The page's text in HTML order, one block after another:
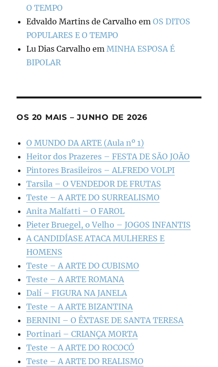
O TEMPO
Edvaldo Martins de Carvalho emOS DITOS
POPULARES E O TEMPO
Lu Dias Carvalho emMINHA ESPOSA É
BIPOLAR
OS 20 MAIS – JUNHO DE 2026
O MUNDO DA ARTE (Aula nº 1)
Heitor dos Prazeres – FESTA DE SÃO JOÃO
Pintores Brasileiros – ALFREDO VOLPI
Tarsila – O VENDEDOR DE FRUTAS
Teste – A ARTE DO SURREALISMO
Anita Malfatti – O FAROL
Pieter Bruegel, o Velho – JOGOS INFANTIS
A CANDIDÍASE ATACA MULHERES E
HOMENS
Teste – A ARTE DO CUBISMO
Teste – A ARTE ROMANA
Dalí – FIGURA NA JANELA
Teste – A ARTE BIZANTINA
BERNINI – O ÊXTASE DE SANTA TERESA
Portinari – CRIANÇA MORTA
Teste – A ARTE DO ROCOCÓ
Teste – A ARTE DO REALISMO